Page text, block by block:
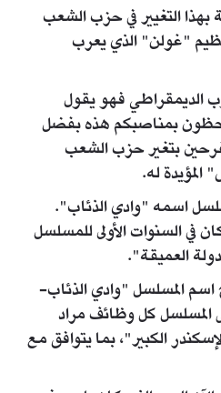
بهذا التغيير في حزب الشعب
"غولن" الذي يعرب
الديمقراطي فهو يقول
بمناصبكم هذه بفضل
بتغير حزب الشعب
له.
اسمه "وادي الذئاب".
في السنوات الأولى للمسلسل
العميقة".
اسم المسلسل "وادي الذئاب-
المسلسل كل وظائف مراد
الكبير"، بما يتوافق مع